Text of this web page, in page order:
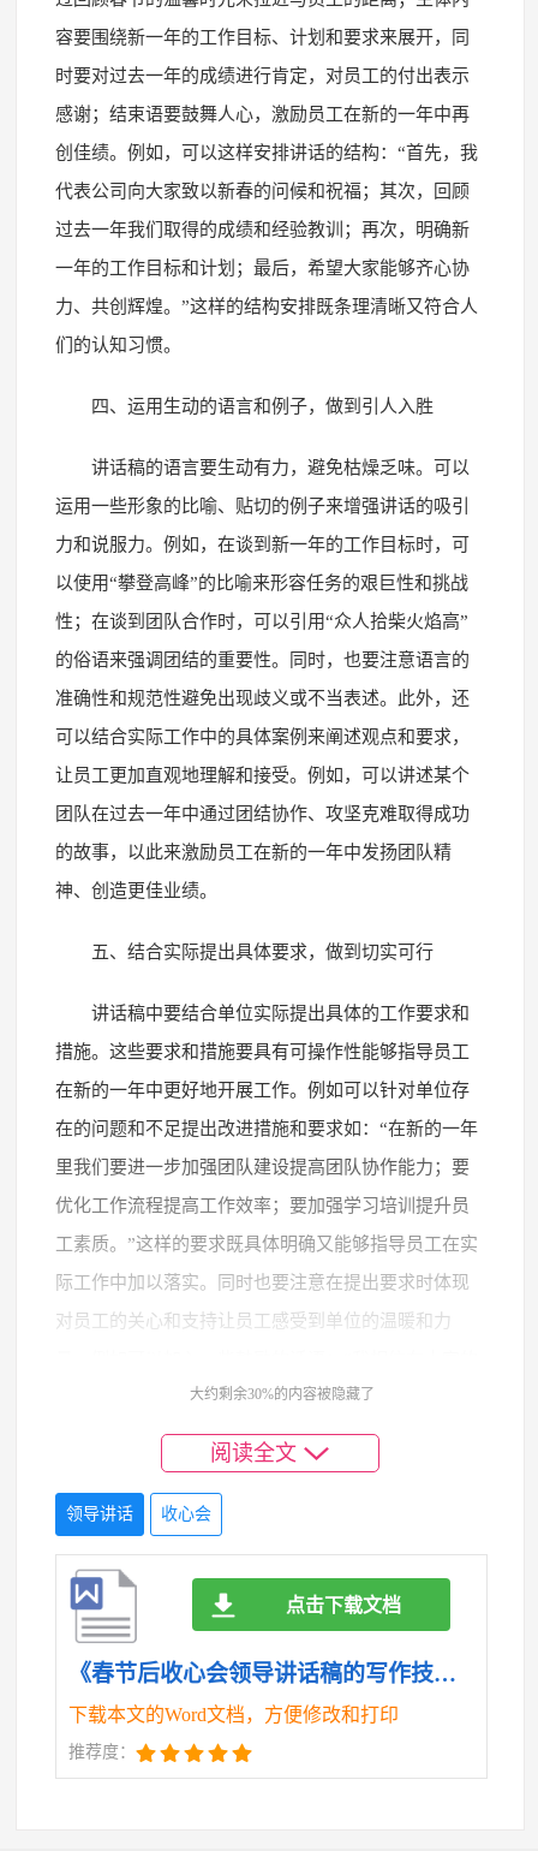
容要围绕新一年的工作目标、计划和要求来展开，同
时要对过去一年的成绩进行肯定，对员工的付出表示
感谢；结束语要鼓舞人心，激励员工在新的一年中再
创佳绩。例如，可以这样安排讲话的结构：“首先，我
代表公司向大家致以新春的问候和祝福；其次，回顾
过去一年我们取得的成绩和经验教训；再次，明确新
一年的工作目标和计划；最后，希望大家能够齐心协
力、共创辉煌。”这样的结构安排既条理清晰又符合人
们的认知习惯。
四、运用生动的语言和例子，做到引人入胜
讲话稿的语言要生动有力，避免枯燥乏味。可以
运用一些形象的比喻、贴切的例子来增强讲话的吸引
力和说服力。例如，在谈到新一年的工作目标时，可
以使用“攀登高峰”的比喻来形容任务的艰巨性和挑战
性；在谈到团队合作时，可以引用“众人拾柴火焰高”
的俗语来强调团结的重要性。同时，也要注意语言的
准确性和规范性避免出现歧义或不当表述。此外，还
可以结合实际工作中的具体案例来阐述观点和要求，
让员工更加直观地理解和接受。例如，可以讲述某个
团队在过去一年中通过团结协作、攻坚克难取得成功
的故事，以此来激励员工在新的一年中发扬团队精
神、创造更佳业绩。
五、结合实际提出具体要求，做到切实可行
讲话稿中要结合单位实际提出具体的工作要求和
措施。这些要求和措施要具有可操作性能够指导员工
在新的一年中更好地开展工作。例如可以针对单位存
在的问题和不足提出改进措施和要求如：“在新的一年
里我们要进一步加强团队建设提高团队协作能力；要
优化工作流程提高工作效率；要加强学习培训提升员
工素质。”这样的要求既具体明确又能够指导员工在实
际工作中加以落实。同时也要注意在提出要求时体现
对员工的关心和支持让员工感受到单位的温暖和力
共同努力下我们一定能够克服各种困难完成各项工作
任务。”这样的话语既能够增强员工的信心又能够激发
他们的斗志。
六、注重情感表达与共鸣，做到以情动人
讲话稿不仅要传达信息更要表达情感。在撰写讲
位未来发展的展望等方式来激发员工的归属感和使命
大约剩余30%的内容被隐藏了
阅读全文
领导讲话 收心会
《春节后收心会领导讲话稿的写作技巧详解.doc》
下载本文的Word文档，方便修改和打印
推荐度：
点击下载文档